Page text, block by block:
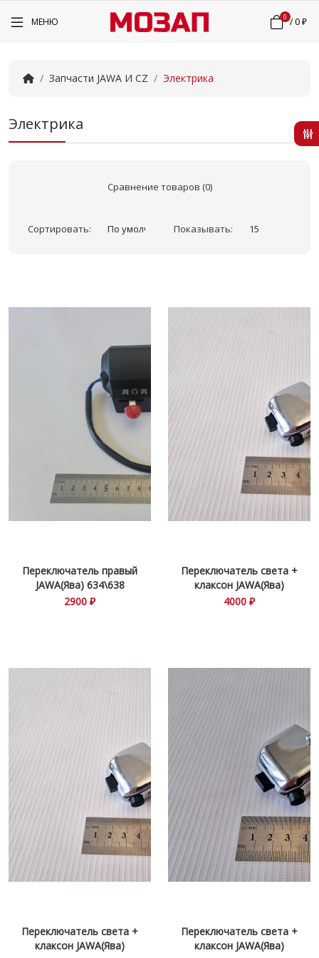
МЕНЮ 0 /0 ₽
Запчасти JAWA И CZ Электрика
Электрика
Сравнение товаров (0)
Сортировать: Показывать:
Переключатель правый
JAWA(Ява) 634\638
2900 ₽
Переключатель света +
клаксон JAWA(Ява)
360\634
4000 ₽
Переключатель света +
клаксон JAWA(Ява)
Переключатель света +
клаксон JAWA(Ява)